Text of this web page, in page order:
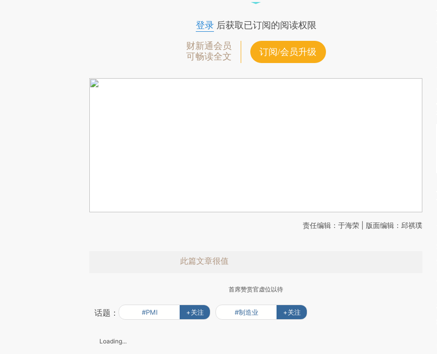
登录后获取已订阅的阅读权限
财新通会员
可畅读全文
订阅/会员升级
责任编辑：于海荣 | 版面编辑：邱祺璞
此篇文章很值
首席赞赏官虚位以待
话题： #PMI +关注 #制造业 +关注
Loading...